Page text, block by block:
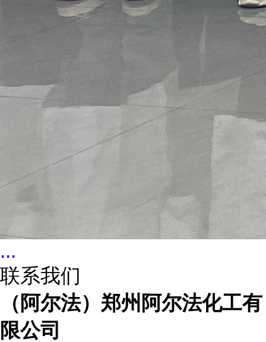
...
联系我们
（阿尔法）郑州阿尔法化工有
限公司